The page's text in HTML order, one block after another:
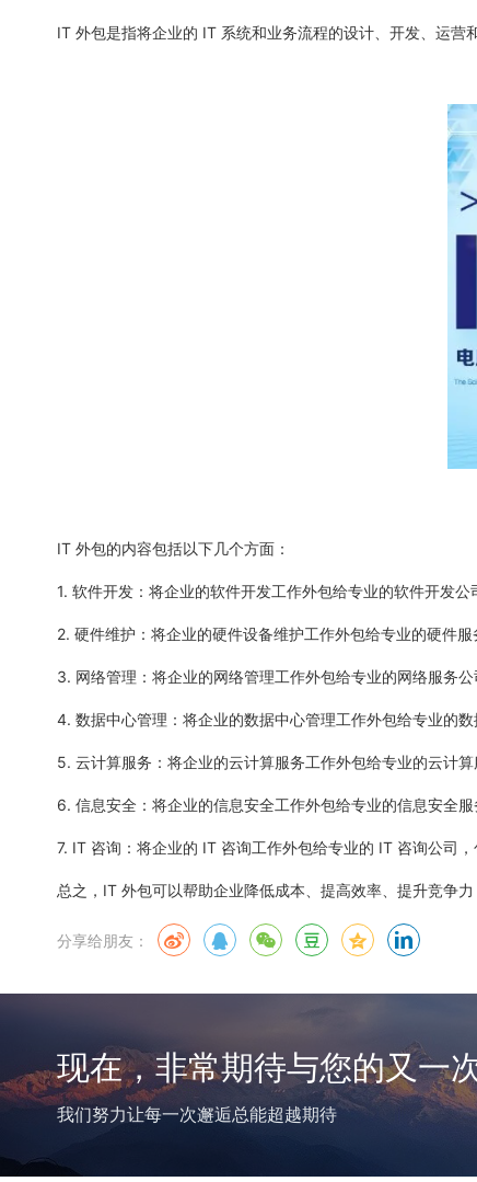
IT 外包是指将企业的 IT 系统和业务流程的设计、开发、运营
IT 外包的内容包括以下几个方面：
1. 软件开发：将企业的软件开发工作外包给专业的软件开发
2. 硬件维护：将企业的硬件设备维护工作外包给专业的硬件
3. 网络管理：将企业的网络管理工作外包给专业的网络服务
4. 数据中心管理：将企业的数据中心管理工作外包给专业的
5. 云计算服务：将企业的云计算服务工作外包给专业的云计
6. 信息安全：将企业的信息安全工作外包给专业的信息安全
7. IT 咨询：将企业的 IT 咨询工作外包给专业的 IT 咨询公司
总之，IT 外包可以帮助企业降低成本、提高效率、提升竞争
分享给朋友：
现在，非常期待与您的又一
我们努力让每一次邂逅总能超越期待